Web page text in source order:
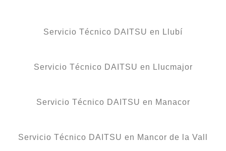
Servicio Técnico DAITSU en Llubí
Servicio Técnico DAITSU en Llucmajor
Servicio Técnico DAITSU en Manacor
Servicio Técnico DAITSU en Mancor de la Vall